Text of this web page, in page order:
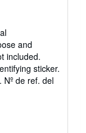
and
included.
sticker.
Nº de ref. del